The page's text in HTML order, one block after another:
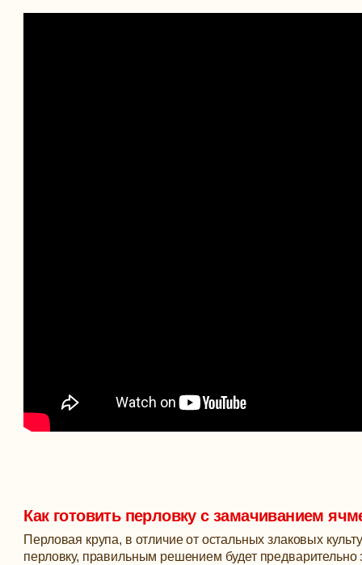
Как готовить перловку с замачиванием
Перловая крупа, в отличие от остальных злаковых
перловку, правильным решением будет